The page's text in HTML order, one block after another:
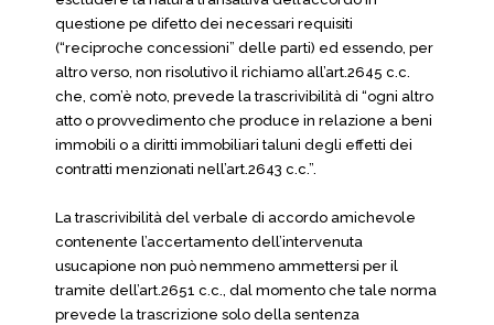
questione pe difetto dei necessari requisiti
(“reciproche concessioni” delle parti) ed essendo, per
altro verso, non risolutivo il richiamo all’art.2645 c.c.
che, com’è noto, prevede la trascrivibilità di “ogni altro
atto o provvedimento che produce in relazione a beni
immobili o a diritti immobiliari taluni degli effetti dei
contratti menzionati nell’art.2643 c.c.”.
La trascrivibilità del verbale di accordo amichevole
contenente l’accertamento dell’intervenuta
usucapione non può nemmeno ammettersi per il
tramite dell’art.2651 c.c., dal momento che tale norma
prevede la trascrizione solo della sentenza